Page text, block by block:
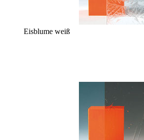
Eisblume weiß